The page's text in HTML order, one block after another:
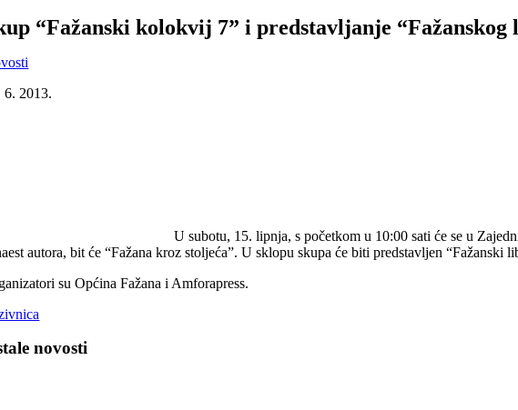
“Fažanski kolokvij 7” i predstavljanje “Fažanskog
6. 2013.
U subotu, 15. lipnja, s početkom u 10:00 sati će se u
autora, bit će “Fažana kroz stoljeća”. U sklopu skupa će biti predstavljen
su Općina Fažana i Amforapress.
novosti